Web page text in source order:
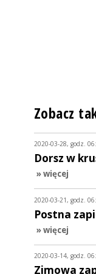
Zobacz
2020-03-28, godz.
Dorsz w
» więcej
2020-03-21, godz.
Postna
» więcej
2020-03-14, godz.
Zimowa